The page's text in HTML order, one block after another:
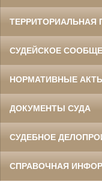
ТЕРРИТОРИАЛЬНАЯ
СУДЕЙСКОЕ
НОРМАТИВНЫЕ
ДОКУМЕНТЫ СУДА
СУДЕБНОЕ
СПРАВОЧНАЯ